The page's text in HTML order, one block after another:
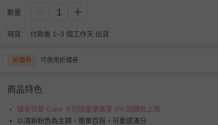
數量 1
現貨 付款後 1~3 個工作天 出貨
折價券 可使用折價券
商品特色
國泰世華 Cube 卡切換童樂匯享 5% 回饋無上限
以清新粉色為主調，簡單百搭，可愛感滿分